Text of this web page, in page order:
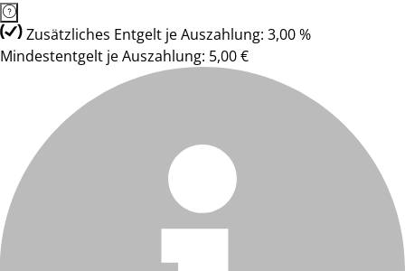
Zusätzliches Entgelt je Auszahlung: 3,00 %
Mindestentgelt je Auszahlung: 5,00 €